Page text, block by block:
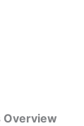
Overview